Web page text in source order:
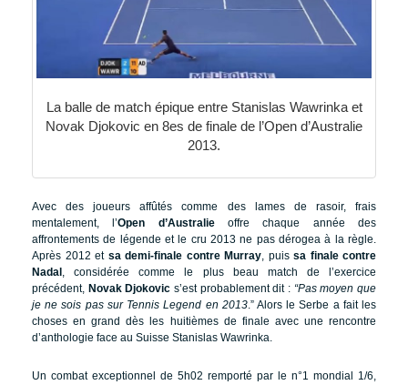
La balle de match épique entre Stanislas Wawrinka et
Novak Djokovic en 8es de finale de l’Open d’Australie
2013.
Avec des joueurs affûtés comme des lames de rasoir, frais
mentalement, l’Open d’Australieoffre chaque année des
affrontements de légende et le cru 2013 ne pas dérogea à la règle.
Après 2012 et sa demi-finale contre Murray, puis sa finale contre
Nadal , considérée comme le plus beau match de l’exercice
précédent, Novak Djokovic s’est probablement dit : “Pas moyen que
je ne sois pas sur Tennis Legend en 2013.” Alors le Serbe a fait les
choses en grand dès les huitièmes de finale avec une rencontre
d’anthologie face au Suisse Stanislas Wawrinka.
Un combat exceptionnel de 5h02 remporté par le n°1 mondial 1/6,